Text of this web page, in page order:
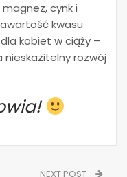
cynk i
kwasu
kobiet w ciąży –
nieskazitelny rozwój
NEXT POST